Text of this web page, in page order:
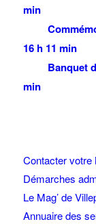
min
16 h 11 min
Banquet
min
Contacter votre
Démarches
Le Mag’ de
Annuaire des